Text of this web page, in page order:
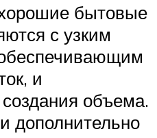
бытовые
с узким
и
объема.
дополнительно